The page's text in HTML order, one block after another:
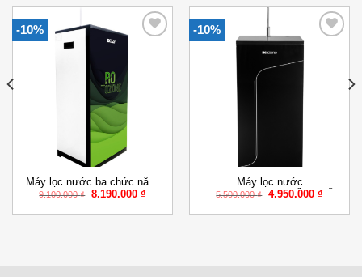
-10%
Máy lọc nước ba chức năng
nóng nguội lạnh
9.100.000₫
Giá
là:
8.190.000 ₫Giá
tại
-10%
Máy lọc nước
RO+OZONE+ION KIỀM KIỂU
5.500.000₫
Giá
là:
4.950.000 ₫Giá
tại